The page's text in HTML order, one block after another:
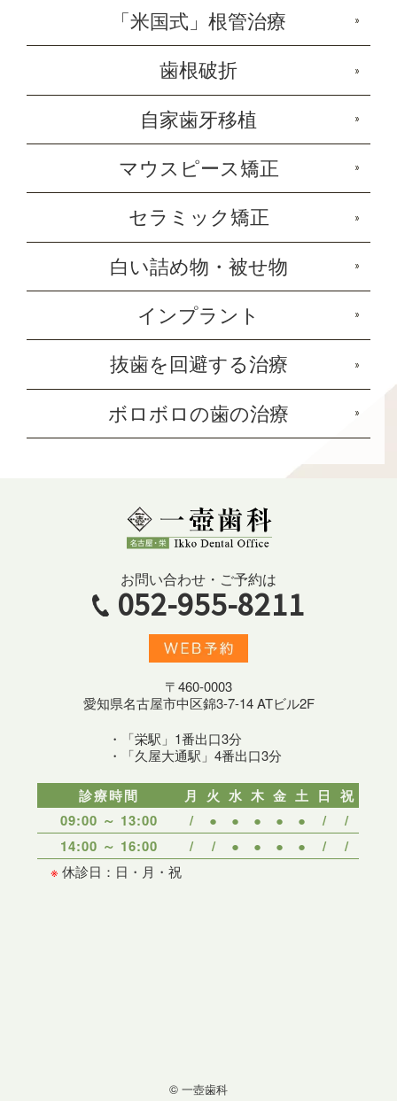
「米国式」根管治療
歯根破折
自家歯牙移植
マウスピース矯正
セラミック矯正
白い詰め物・被せ物
インプラント
抜歯を回避する治療
ボロボロの歯の治療
お問い合わせ・ご予約は
052-955-8211
〒460-0003
愛知県名古屋市中区錦3-7-14 ATビル2F
・「栄駅」1番出口3分
・「久屋大通駅」4番出口3分
診療時間 月 火 水 木 金 土 日 祝
09:00 ～ 13:00
/ ● ● ● ● ● /
/
14:00 ～ 16:00
/ / ● ● ● ● / /
※ 休診日：日・月・祝
© 一壺歯科